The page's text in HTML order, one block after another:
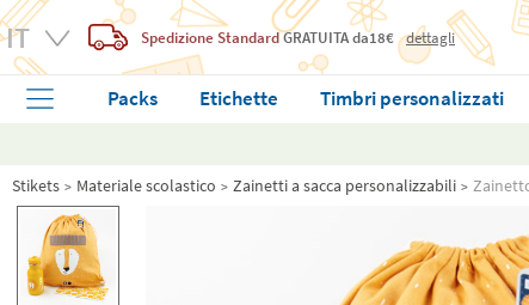
Spedizione StandardGRATUITAda18€ dettagli
Packs Etichette Timbri personalizzati
Stikets Materiale scolastico Zainetti a sacca personalizzabili